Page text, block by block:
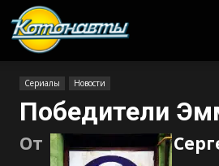
Сериалы Новости
Победители
От